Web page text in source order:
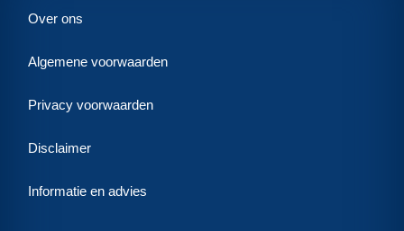
Over ons
Algemene voorwaarden
Privacy voorwaarden
Disclaimer
Informatie en advies